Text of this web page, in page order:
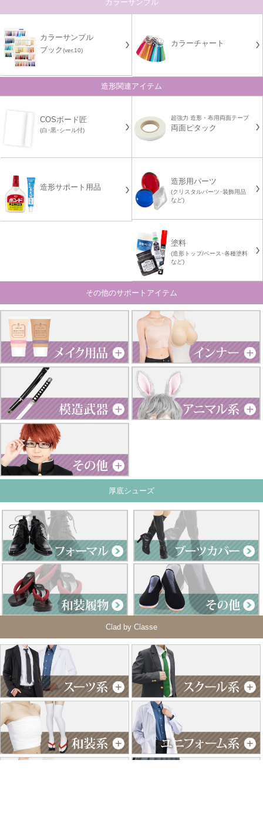
カラーサンプル
カラーサンプル
ブック(ver.10)
カラーチャート
造形関連アイテム
COSボード匠
(白･黒･シール付)
超強力 造形・布用両面テープ
両面ピタック
造形サポート用品
造形用パーツ
(クリスタルパーツ･装飾用品
など)
塗料
(造形トップ/ベース･各種塗料
など)
その他のサポートアイテム
厚底シューズ
Clad by Classe